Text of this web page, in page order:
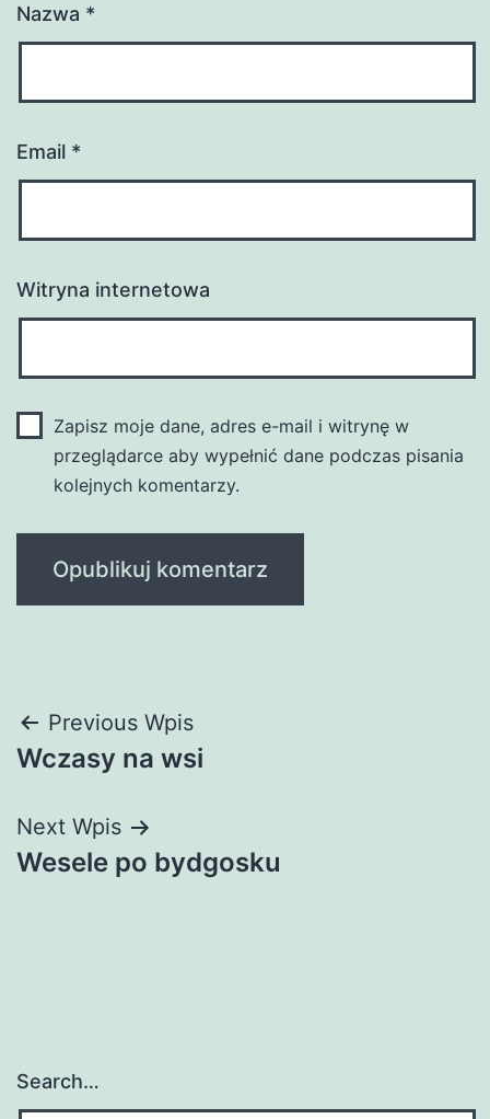
Nazwa *
Email *
Witryna internetowa
Zapisz moje dane, adres e-mail i witrynę w
przeglądarce aby wypełnić dane podczas pisania
kolejnych komentarzy.
Nawigacja
wpisu
Previous Wpis
Wczasy na wsi
Next Wpis
Wesele po bydgosku
Search…